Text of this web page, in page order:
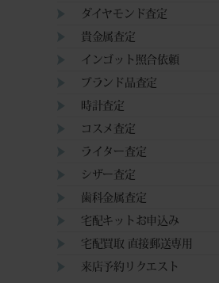
ダイヤモンド査定
貴金属査定
インゴット照合依頼
ブランド品査定
時計査定
コスメ査定
ライター査定
シザー査定
歯科金属査定
宅配キットお申込み
宅配買取 直接郵送専用
来店予約リクエスト